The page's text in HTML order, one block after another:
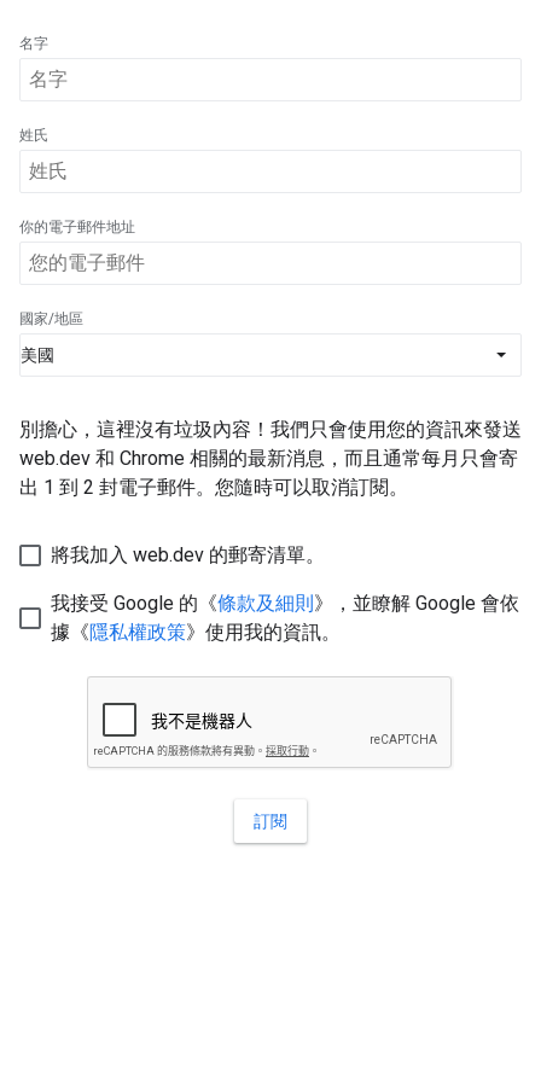
名字
姓氏
你的電子郵件地址
國家/地區
別擔心，這裡沒有垃圾內容！我們只會使用您的資訊來發送
web.dev 和 Chrome 相關的最新消息，而且通常每月只會寄
出 1 到 2 封電子郵件。您隨時可以取消訂閱。
將我加入 web.dev 的郵寄清單。
我接受 Google 的《條款及細則》，並瞭解 Google 會依
據《隱私權政策》使用我的資訊。
訂閱